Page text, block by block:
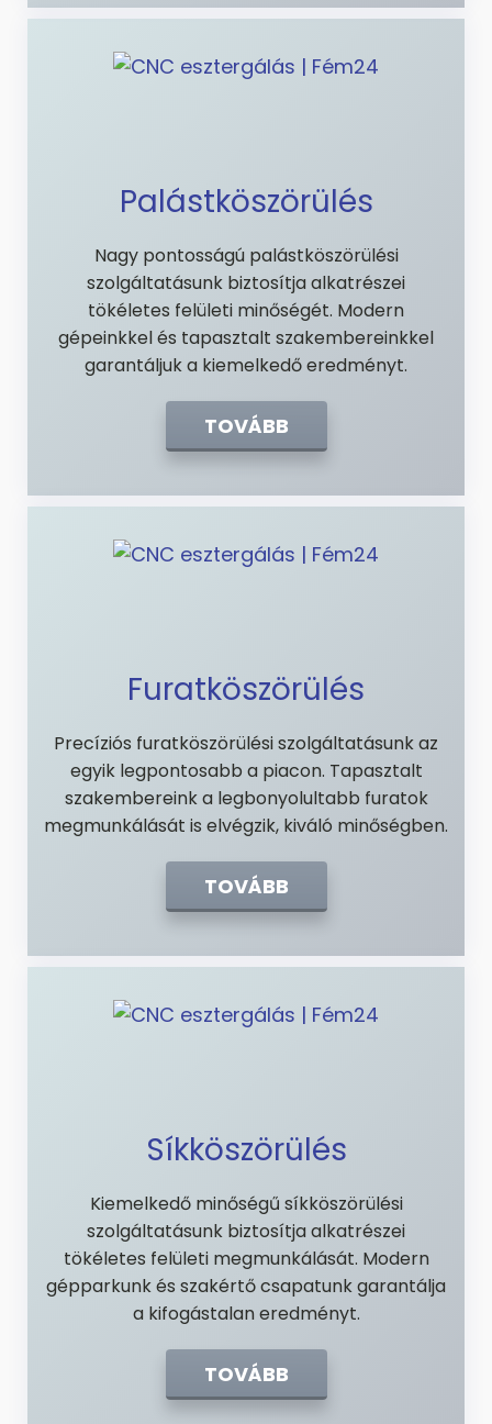
Palástköszörülés
Nagy pontosságú palástköszörülési
szolgáltatásunk biztosítja alkatrészei
tökéletes felületi minőségét. Modern
gépeinkkel és tapasztalt szakembereinkkel
garantáljuk a kiemelkedő eredményt.
TOVÁBB
Furatköszörülés
Precíziós furatköszörülési szolgáltatásunk az
egyik legpontosabb a piacon. Tapasztalt
szakembereink a legbonyolultabb furatok
megmunkálását is elvégzik, kiváló minőségben.
TOVÁBB
Síkköszörülés
Kiemelkedő minőségű síkköszörülési
szolgáltatásunk biztosítja alkatrészei
tökéletes felületi megmunkálását. Modern
gépparkunk és szakértő csapatunk garantálja
a kifogástalan eredményt.
TOVÁBB